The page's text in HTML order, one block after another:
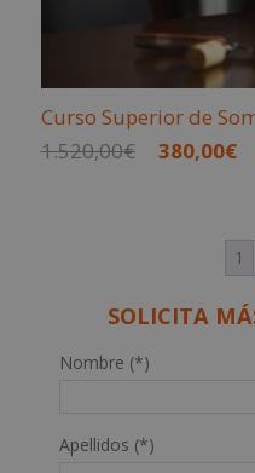
Curso Superior de
1.520,00€
El
380,00€El
1
SOLICITA
Nombre (*)
Apellidos (*)